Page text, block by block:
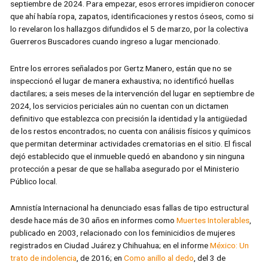
septiembre de 2024. Para empezar, esos errores impidieron conocer
que ahí había ropa, zapatos, identificaciones y restos óseos, como si
lo revelaron los hallazgos difundidos el 5 de marzo, por la colectiva
Guerreros Buscadores cuando ingreso a lugar mencionado.
Entre los errores señalados por Gertz Manero, están que no se
inspeccionó el lugar de manera exhaustiva; no identificó huellas
dactilares; a seis meses de la intervención del lugar en septiembre de
2024, los servicios periciales aún no cuentan con un dictamen
definitivo que establezca con precisión la identidad y la antigüedad
de los restos encontrados; no cuenta con análisis físicos y químicos
que permitan determinar actividades crematorias en el sitio. El fiscal
dejó establecido que el inmueble quedó en abandono y sin ninguna
protección a pesar de que se hallaba asegurado por el Ministerio
Público local.
Amnistía Internacional ha denunciado esas fallas de tipo estructural
desde hace más de 30 años en informes comoMuertes Intolerables,
publicado en 2003, relacionado con los feminicidios de mujeres
registrados en Ciudad Juárez y Chihuahua; en el informeMéxico: Un
trato de indolencia, de 2016; enComo anillo al dedo, del 3 de